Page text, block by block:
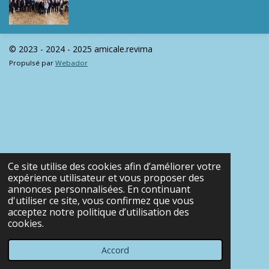
Ce site utilise des cookies afin d’améliorer votre
expérience utilisateur et vous proposer des
annonces personnalisées. En continuant
d'utiliser ce site, vous confirmez que vous
acceptez notre politique d’utilisation des
cookies.
Accord
© 2023 - 2024 - 2025 amicale.revima
Propulsé par Webador
Téléphone